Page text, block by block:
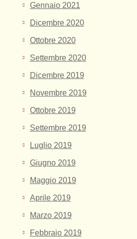
Gennaio 2021
Dicembre 2020
Ottobre 2020
Settembre 2020
Dicembre 2019
Novembre 2019
Ottobre 2019
Settembre 2019
Luglio 2019
Giugno 2019
Maggio 2019
Aprile 2019
Marzo 2019
Febbraio 2019